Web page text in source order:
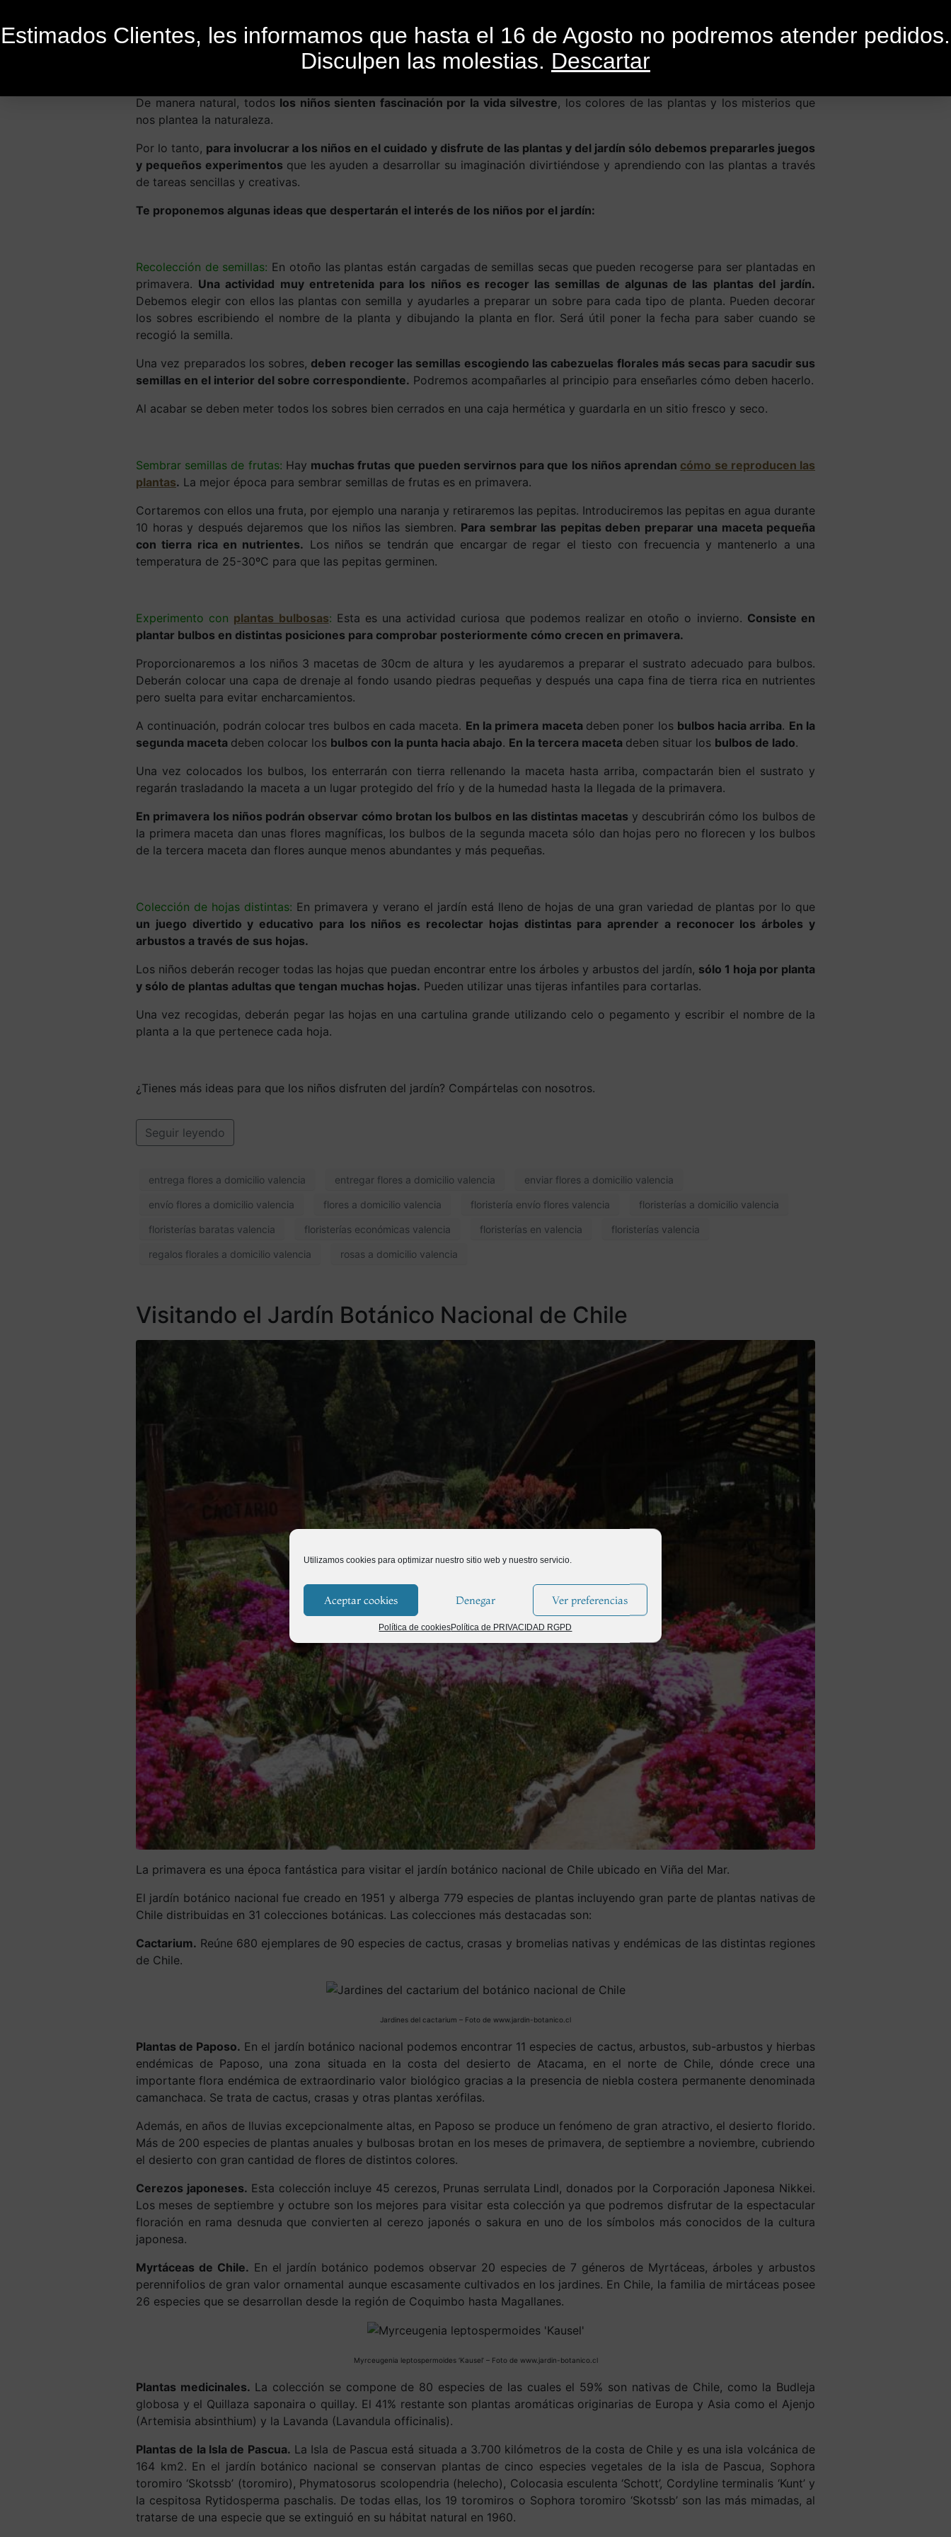
Utilizamos cookies para optimizar nuestro sitio web y nuestro servicio.
Aceptar cookies Denegar Ver preferencias
Política de cookiesPolítica de PRIVACIDAD RGPD
Estimados Clientes, les informamos que hasta el 16 de Agosto no podremos atender pedidos.
Disculpen las molestias. Descartar
Cómo inculcar la afición por las plantas a los niños
De manera natural, todos los niños sienten fascinación por la vida silvestre, los colores de las plantas y los misterios que
nos plantea la naturaleza.
Por lo tanto, para involucrar a los niños en el cuidado y disfrute de las plantas y del jardín sólo debemos prepararles juegos
y pequeños experimentos que les ayuden a desarrollar su imaginación divirtiéndose y aprendiendo con las plantas a través
de tareas sencillas y creativas.
Te proponemos algunas ideas que despertarán el interés de los niños por el jardín:
Recolección de semillas: En otoño las plantas están cargadas de semillas secas que pueden recogerse para ser plantadas en
primavera. Una actividad muy entretenida para los niños es recoger las semillas de algunas de las plantas del jardín.
Debemos elegir con ellos las plantas con semilla y ayudarles a preparar un sobre para cada tipo de planta. Pueden decorar
los sobres escribiendo el nombre de la planta y dibujando la planta en flor. Será útil poner la fecha para saber cuando se
recogió la semilla.
Una vez preparados los sobres, deben recoger las semillas escogiendo las cabezuelas florales más secas para sacudir sus
semillas en el interior del sobre correspondiente. Podremos acompañarles al principio para enseñarles cómo deben hacerlo.
Al acabar se deben meter todos los sobres bien cerrados en una caja hermética y guardarla en un sitio fresco y seco.
Sembrar semillas de frutas: Hay muchas frutas que pueden servirnos para que los niños aprendan cómo se reproducen las
plantas. La mejor época para sembrar semillas de frutas es en primavera.
Cortaremos con ellos una fruta, por ejemplo una naranja y retiraremos las pepitas. Introduciremos las pepitas en agua durante
10 horas y después dejaremos que los niños las siembren. Para sembrar las pepitas deben preparar una maceta pequeña
con tierra rica en nutrientes. Los niños se tendrán que encargar de regar el tiesto con frecuencia y mantenerlo a una
temperatura de 25-30ºC para que las pepitas germinen.
Experimento con plantas bulbosas: Esta es una actividad curiosa que podemos realizar en otoño o invierno. Consiste en
plantar bulbos en distintas posiciones para comprobar posteriormente cómo crecen en primavera.
Proporcionaremos a los niños 3 macetas de 30cm de altura y les ayudaremos a preparar el sustrato adecuado para bulbos.
Deberán colocar una capa de drenaje al fondo usando piedras pequeñas y después una capa fina de tierra rica en nutrientes
pero suelta para evitar encharcamientos.
A continuación, podrán colocar tres bulbos en cada maceta. En la primera maceta deben poner los bulbos hacia arriba. En la
segunda maceta deben colocar los bulbos con la punta hacia abajo. En la tercera maceta deben situar los bulbos de lado.
Una vez colocados los bulbos, los enterrarán con tierra rellenando la maceta hasta arriba, compactarán bien el sustrato y
regarán trasladando la maceta a un lugar protegido del frío y de la humedad hasta la llegada de la primavera.
En primavera los niños podrán observar cómo brotan los bulbos en las distintas macetas y descubrirán cómo los bulbos de
la primera maceta dan unas flores magníficas, los bulbos de la segunda maceta sólo dan hojas pero no florecen y los bulbos
de la tercera maceta dan flores aunque menos abundantes y más pequeñas.
Colección de hojas distintas: En primavera y verano el jardín está lleno de hojas de una gran variedad de plantas por lo que
un juego divertido y educativo para los niños es recolectar hojas distintas para aprender a reconocer los árboles y
arbustos a través de sus hojas.
Los niños deberán recoger todas las hojas que puedan encontrar entre los árboles y arbustos del jardín, sólo 1 hoja por planta
y sólo de plantas adultas que tengan muchas hojas. Pueden utilizar unas tijeras infantiles para cortarlas.
Una vez recogidas, deberán pegar las hojas en una cartulina grande utilizando celo o pegamento y escribir el nombre de la
planta a la que pertenece cada hoja.
¿Tienes más ideas para que los niños disfruten del jardín? Compártelas con nosotros.
Seguir leyendo
entrega flores a domicilio valencia entregar flores a domicilio valencia enviar flores a domicilio valencia
envío flores a domicilio valencia flores a domicilio valencia floristería envío flores valencia floristerías a domicilio valencia
floristerías baratas valencia floristerías económicas valencia floristerías en valencia floristerías valencia
regalos florales a domicilio valencia rosas a domicilio valencia
Visitando el Jardín Botánico Nacional de Chile
La primavera es una época fantástica para visitar el jardín botánico nacional de Chile ubicado en Viña del Mar.
El jardín botánico nacional fue creado en 1951 y alberga 779 especies de plantas incluyendo gran parte de plantas nativas de
Chile distribuidas en 31 colecciones botánicas. Las colecciones más destacadas son:
Cactarium. Reúne 680 ejemplares de 90 especies de cactus, crasas y bromelias nativas y endémicas de las distintas regiones
de Chile.
Jardines del cactarium – Foto de www.jardin-botanico.cl
Plantas de Paposo. En el jardín botánico nacional podemos encontrar 11 especies de cactus, arbustos, sub-arbustos y hierbas
endémicas de Paposo, una zona situada en la costa del desierto de Atacama, en el norte de Chile, dónde crece una
importante flora endémica de extraordinario valor biológico gracias a la presencia de niebla costera permanente denominada
camanchaca. Se trata de cactus, crasas y otras plantas xerófilas.
Además, en años de lluvias excepcionalmente altas, en Paposo se produce un fenómeno de gran atractivo, el desierto florido.
Más de 200 especies de plantas anuales y bulbosas brotan en los meses de primavera, de septiembre a noviembre, cubriendo
el desierto con gran cantidad de flores de distintos colores.
Cerezos japoneses. Esta colección incluye 45 cerezos, Prunas serrulata Lindl, donados por la Corporación Japonesa Nikkei.
Los meses de septiembre y octubre son los mejores para visitar esta colección ya que podremos disfrutar de la espectacular
floración en rama desnuda que convierten al cerezo japonés o sakura en uno de los símbolos más conocidos de la cultura
japonesa.
Myrtáceas de Chile. En el jardín botánico podemos observar 20 especies de 7 géneros de Myrtáceas, árboles y arbustos
perennifolios de gran valor ornamental aunque escasamente cultivados en los jardines. En Chile, la familia de mirtáceas posee
26 especies que se desarrollan desde la región de Coquimbo hasta Magallanes.
Myrceugenia leptospermoides ‘Kausel’ – Foto de www.jardin-botanico.cl
Plantas medicinales. La colección se compone de 80 especies de las cuales el 59% son nativas de Chile, como la Budleja
globosa y el Quillaza saponaira o quillay. El 41% restante son plantas aromáticas originarias de Europa y Asia como el Ajenjo
(Artemisia absinthium) y la Lavanda (Lavandula officinalis).
Plantas de la Isla de Pascua. La Isla de Pascua está situada a 3.700 kilómetros de la costa de Chile y es una isla volcánica de
164 km2. En el jardín botánico nacional se conservan plantas de cinco especies vegetales de la isla de Pascua, Sophora
toromiro ‘Skotssb’ (toromiro), Phymatosorus scolopendria (helecho), Colocasia esculenta ‘Schott’, Cordyline terminalis ‘Kunt’ y
la cespitosa Rytidosperma paschalis. De todas ellas, los 19 toromiros o Sophora toromiro ‘Skotssb’ son las más mimadas, al
tratarse de una especie que se extinguió en su hábitat natural en 1960.